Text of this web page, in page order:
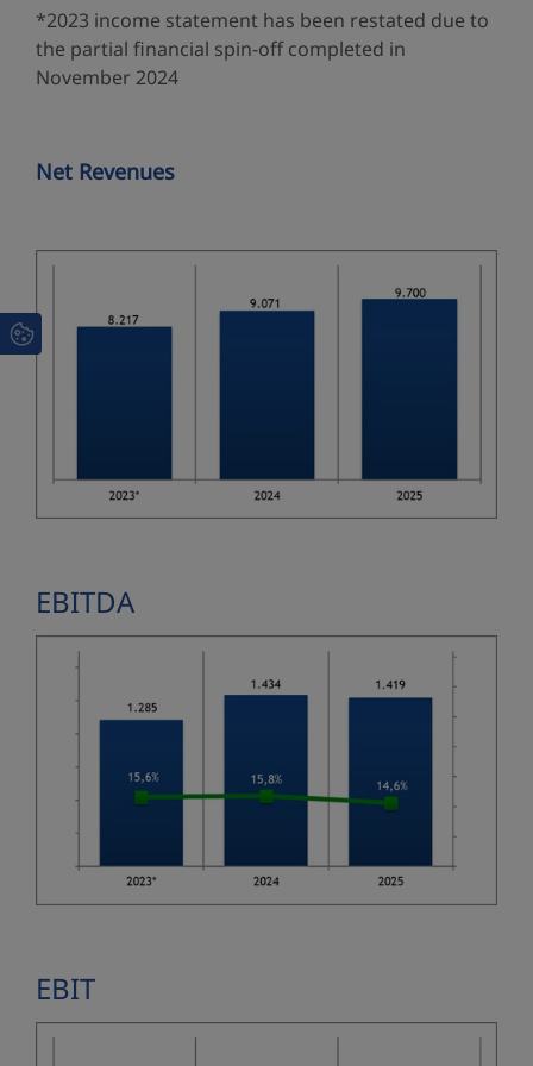
*2023 income statement has been restated due to
the partial financial spin-off completed in
November 2024
Net Revenues
EBITDA
EBIT